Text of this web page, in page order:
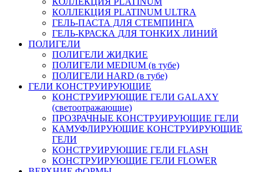
КОЛЛЕКЦИЯ PLATINUM ULTRA
ГЕЛЬ-ПАСТА ДЛЯ СТЕМПИНГА
ГЕЛЬ-КРАСКА ДЛЯ ТОНКИХ ЛИНИЙ
ПОЛИГЕЛИ
ПОЛИГЕЛИ ЖИДКИЕ
ПОЛИГЕЛИ MEDIUM (в тубе)
ПОЛИГЕЛИ HARD (в тубе)
ГЕЛИ КОНСТРУИРУЮЩИЕ
КОНСТРУИРУЮЩИЕ ГЕЛИ GALAXY
(светоотражающие)
ПРОЗРАЧНЫЕ КОНСТРУИРУЮЩИЕ ГЕЛИ
КАМУФЛИРУЮЩИЕ КОНСТРУИРУЮЩИЕ
ГЕЛИ
КОНСТРУИРУЮЩИЕ ГЕЛИ FLASH
КОНСТРУИРУЮЩИЕ ГЕЛИ FLOWER